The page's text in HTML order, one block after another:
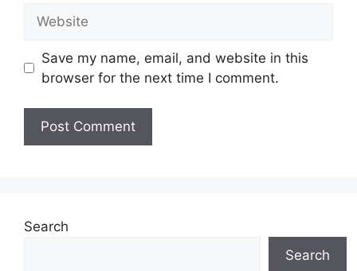
Senior Analyst Programmer
Manager
Operator
Technician
Executive Customer Care
Calon hendaklah warganegara Malaysia
Save my name, email, and website in this
browser for the next time I comment.
Search
Search